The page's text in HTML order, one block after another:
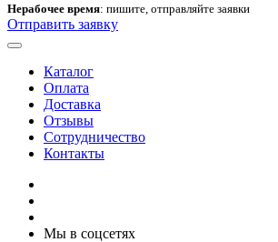
Нерабочее время: пишите, отправляйте заявки
Отправить заявку
Каталог
Оплата
Доставка
Отзывы
Сотрудничество
Контакты
Мы в соцсетях